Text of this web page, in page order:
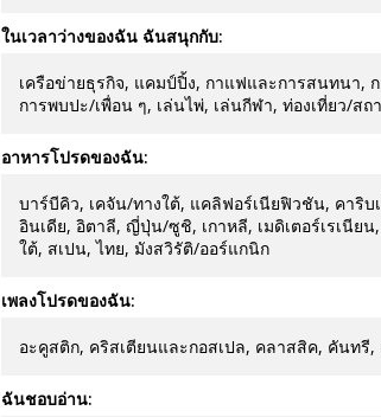
ในเวลาว่างของฉัน ฉันสนุกกับ:
เครือข่ายธุรกิจ, แคมป์ปิ้ง, กาแฟและการสนทนา,
การพบปะ/เพื่อน ๆ, เล่นไพ่, เล่นกีฬา, ท่องเที่ยว/ส
อาหารโปรดของฉัน:
บาร์บีคิว, เคจัน/ทางใต้, แคลิฟอร์เนียฟิวชัน, คาริบ
อินเดีย, อิตาลี, ญี่ปุ่น/ซูชิ, เกาหลี, เมดิเตอร์เรเนีย
ใต้, สเปน, ไทย, มังสวิรัติ/ออร์แกนิก
เพลงโปรดของฉัน:
อะคูสติก, คริสเตียนและกอสเปล, คลาสสิค, คันท
ฉันชอบอ่าน: